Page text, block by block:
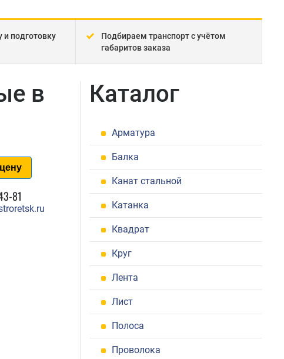
и подготовку
Подбираем транспорт с учётом
габаритов заказа
в
81
Каталог
Арматура
Балка
Канат стальной
Катанка
Квадрат
Круг
Лента
Лист
Полоса
Проволока